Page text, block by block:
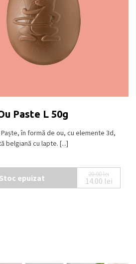
lei.
lei.
Paste L 50g
în formă de ou, cu elemente 3d,
belgiană cu lapte. [...]
Stoc epuizat 20.00lei
Prețul
14.00 lei
Prețul